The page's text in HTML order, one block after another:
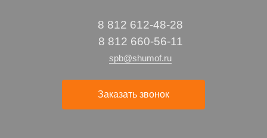
8 812 612-48-28
8 812 660-56-11
spb@shumof.ru
Заказать звонок